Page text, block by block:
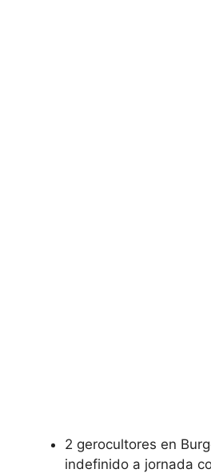
2 gerocultores en
indefinido a jornada